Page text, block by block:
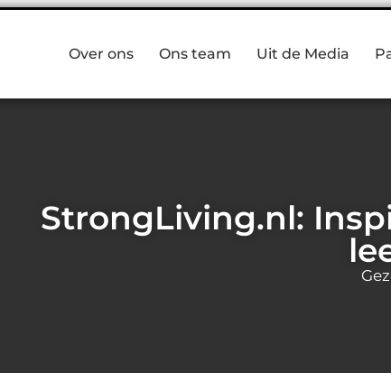
Over ons Ons team Uit de Media
StrongLiving.nl: